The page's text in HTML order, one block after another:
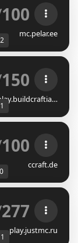
100
mc.pelar.ee
150
1.12
CreativePlots
100
ccraft.de
– 1.21.11)
• LuckyWars
277
play.justmc.ru